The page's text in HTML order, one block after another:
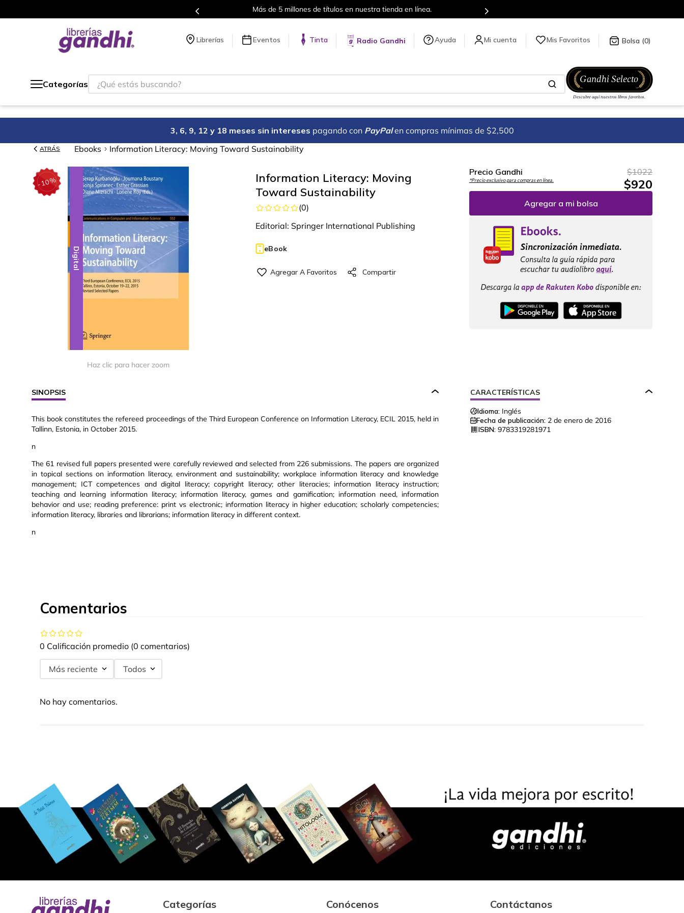
Más de 5 millones de títulos en nuestra tienda en línea.
Librerías Eventos Tinta Radio Gandhi Ayuda Mis Favoritos 0
Categorías
¿Qué estás buscando?
3, 6, 9, 12 y 18 meses sin intereses pagando con PayPal en compras mínimas de $2,500
ATRÁS Ebooks Information Literacy: Moving Toward Sustainability
-10%
Digital
Haz clic para hacer zoom
Information Literacy: Moving
Toward Sustainability
(0)
Editorial: Springer International Publishing
eBook
Precio Gandhi
*Precio exclusivo para compras en línea.
$1022
$920
Agregar a mi bolsa
SINOPSIS
This book constitutes the refereed proceedings of the Third European Conference on Information Literacy, ECIL 2015, held in
Tallinn, Estonia, in October 2015.
n
The 61 revised full papers presented were carefully reviewed and selected from 226 submissions. The papers are organized
in topical sections on information literacy, environment and sustainability; workplace information literacy and knowledge
management; ICT competences and digital literacy; copyright literacy; other literacies; information literacy instruction;
teaching and learning information literacy; information literacy, games and gamification; information need, information
behavior and use; reading preference: print vs electronic; information literacy in higher education; scholarly competencies;
information literacy, libraries and librarians; information literacy in different context.
n
CARACTERÍSTICAS
Idioma: Inglés
Fecha de publicación: 2 de enero de 2016
ISBN: 9783319281971
Comentarios
0 Calificación promedio (0 comentarios)
Más reciente Todos
No hay comentarios.
Categorías Conócenos Contáctanos